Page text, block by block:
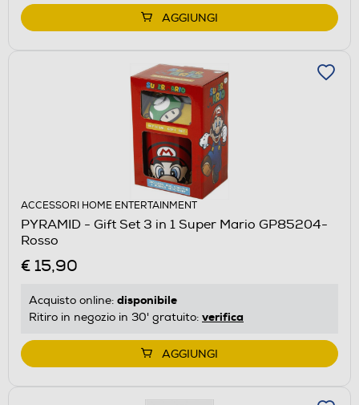
AGGIUNGI
ACCESSORI HOME ENTERTAINMENT
PYRAMID - Gift Set 3 in 1 Super Mario GP85204-
Rosso
€ 15,90
Acquisto online: disponibile
Ritiro in negozio in 30' gratuito: verifica
AGGIUNGI